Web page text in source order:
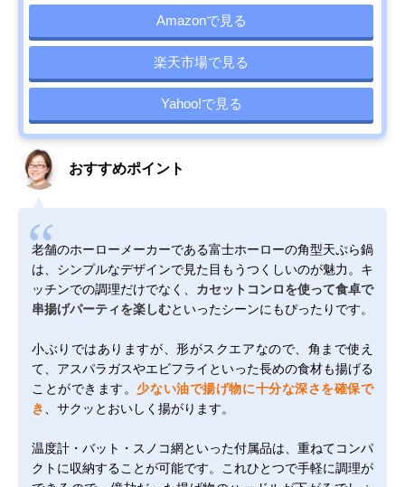
Amazonで見る
楽天市場で見る
Yahoo!で見る
おすすめポイント
老舗のホーローメーカーである富士ホーローの角型天ぷら鍋
は、シンプルなデザインで見た目もうつくしいのが魅力。キ
ッチンでの調理だけでなく、 カセットコンロを使って食卓で
串揚げパーティを楽しむといったシーンにもぴったりです。
小ぶりではありますが、形がスクエアなので、角まで使え
て、アスパラガスやエビフライといった長めの食材も揚げる
ことができます。少ない油で揚げ物に十分な深さを確保で
き
、サクッとおいしく揚がります。
温度計・バット・スノコ網といった付属品は、重ねてコンパ
クトに収納することが可能です。これひとつで手軽に調理が